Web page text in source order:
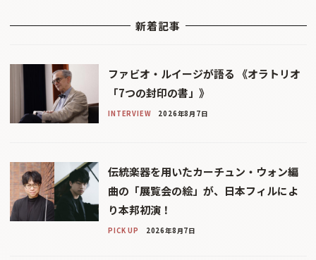
新着記事
ファビオ・ルイージが語る 《オラトリオ
「7つの封印の書」》
INTERVIEW 2026年8月7日
伝統楽器を用いたカーチュン・ウォン編
曲の「展覧会の絵」が、日本フィルによ
り本邦初演！
PICK UP 2026年8月7日